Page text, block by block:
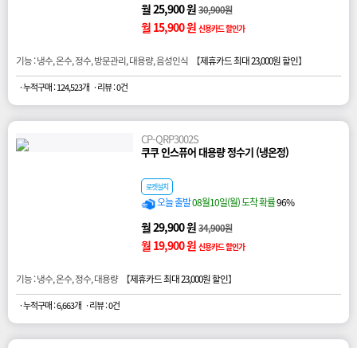
월 25,900 원30,900원
월 15,900 원 신용카드 할인가
기능 : 냉수, 온수, 정수, 방문관리, 대용량, 음성인식 【제휴카드 최대 23,000원 할인】
· 누적구매 : 124,523개 · 리뷰 : 0건
CP-QRP3002S
쿠쿠 인스퓨어 대용량 정수기 (냉온정)
로켓설치
오늘 출발08월10일(월) 도착 확률96%
월 29,900 원34,900원
월 19,900 원 신용카드 할인가
기능 : 냉수, 온수, 정수, 대용량 【제휴카드 최대 23,000원 할인】
· 누적구매 : 6,663개 · 리뷰 : 0건